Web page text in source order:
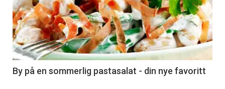
akkurat
nå
-
5
By på en sommerlig pastasalat - din nye favoritt